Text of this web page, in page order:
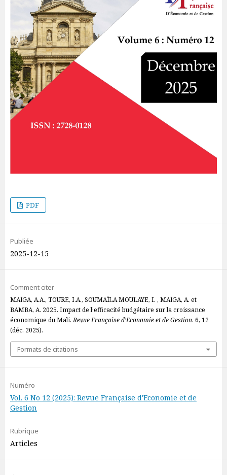
PDF
Publiée
2025-12-15
Comment citer
MAÏGA, A.A., TOURE, I.A., SOUMAÏLA MOULAYE, I. , MAÏGA, A. et
BAMBA, A. 2025. Impact de l’efficacité budgétaire sur la croissance
économique du Mali.Revue Française d’Economie et de Gestion. 6, 12
(déc. 2025).
Formats de citations
Numéro
Vol. 6 No 12 (2025): Revue Française d'Economie et de
Gestion
Rubrique
Articles